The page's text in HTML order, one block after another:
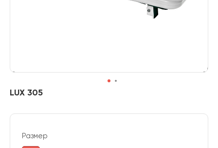
LUX 305
Размер